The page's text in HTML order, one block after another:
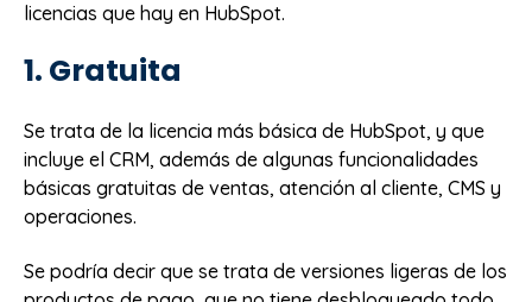
licencias que hay en HubSpot.
1. Gratuita
Se trata de la licencia más básica de HubSpot, y que
incluye el CRM, además de algunas funcionalidades
básicas gratuitas de ventas, atención al cliente, CMS y
operaciones.
Se podría decir que se trata de versiones ligeras de los